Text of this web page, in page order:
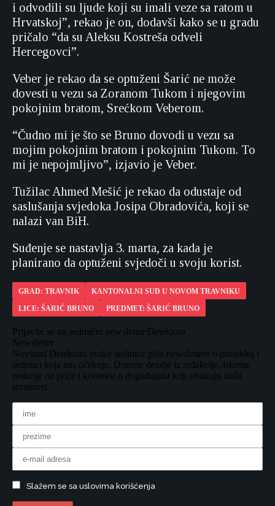
i odvodili su ljude koji su imali veze sa ratom u
Hrvatskoj”, rekao je on, dodavši kako se u gradu
pričalo “da su Aleksu Kostreša odveli
Hercegovci”.
Veber je rekao da se optuženi Šarić ne može
dovesti u vezu sa Zoranom Tukom i njegovim
pokojnim bratom, Srećkom Veberom.
“Čudno mi je što se Bruno dovodi u vezu sa
mojim pokojnim bratom i pokojnim Tukom. To
mi je nepojmljivo”, izjavio je Veber.
Tužilac Ahmed Mešić je rekao da odustaje od
saslušanja svjedoka Josipa Obradovića, koji se
nalazi van BiH.
Suđenje se nastavlja 3. marta, za kada je
planirano da optuženi svjedoči u svoju korist.
GRAD: TRAVNIK
KANTONALNI SUD U NOVOM TRAVNIKU
LICE: ŠARIĆ BRUNO
PREDMET: ŠARIĆ BRUNO
Prijavite se na sedmični newsletter Detektora
Newsletter
Novinari Detektora svake sedmice pišu newslettere o protekloj i
sedmici koja nas očekuje. Donose detalje iz redakcije, iskrene
reakcije na priče i kontekst o događajima koji oblikuju našu
stvarnost.
Slažem se sa uslovima korišćenja